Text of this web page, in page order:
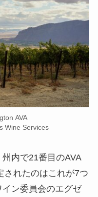
AVA
Wine Services
州内で21番目のAVA
されたのはこれが7つ
ン委員会のエグゼ